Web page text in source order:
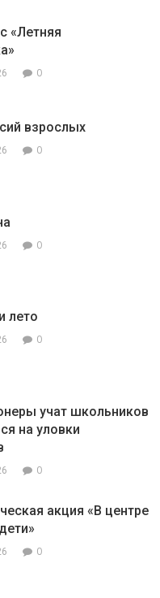
«Летняя
0
взрослых
0
0
лето
0
учат школьников
на уловки
0
акция «В центре
0